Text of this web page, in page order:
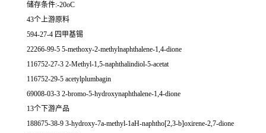
储存条件:-20oC
43个上游原料
594-27-4 四甲基锡
22266-99-5 5-methoxy-2-methylnaphthalene-1,4-dione
116752-27-3 2-Methyl-1,5-naphthalindiol-5-acetat
116752-29-5 acetylplumbagin
69008-03-3 2-bromo-5-hydroxynaphthalene-1,4-dione
13个下游产品
188675-38-9 3-hydroxy-7a-methyl-1aH-naphtho[2,3-b]oxirene-2,7-dione